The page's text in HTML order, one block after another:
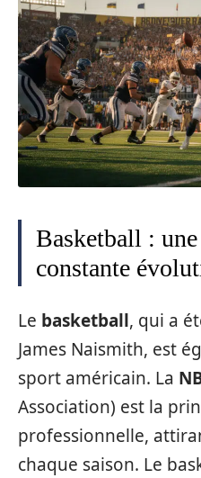
Basketball :
constante
Le basketball, qui a
James Naismith, est
sport américain. La
Association) est la
professionnelle,
chaque saison. Le